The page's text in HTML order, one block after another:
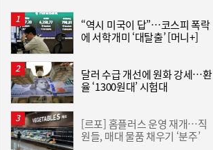
14:24
김민석 “갈등 제로” vs 정청래 “한 번 배신하
면 또”…제주서 난타전
“역시 미국이 답”…코스피 폭락
에 서학개미 ‘대탈출’ [머니+]
달러 수급 개선에 원화 강세…환
율 ‘1300원대’ 시험대
[르포] 홈플러스 운영 재개…직
원들, 매대 물품 채우기 ‘분주’